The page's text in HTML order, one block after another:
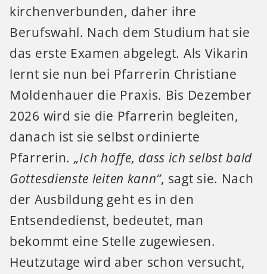
kirchenverbunden, daher ihre
Berufswahl. Nach dem Studium hat sie
das erste Examen abgelegt. Als Vikarin
lernt sie nun bei Pfarrerin Christiane
Moldenhauer die Praxis. Bis Dezember
2026 wird sie die Pfarrerin begleiten,
danach ist sie selbst ordinierte
Pfarrerin. „Ich hoffe, dass ich selbst bald
Gottesdienste leiten kann“, sagt sie. Nach
der Ausbildung geht es in den
Entsendedienst, bedeutet, man
bekommt eine Stelle zugewiesen.
Heutzutage wird aber schon versucht,